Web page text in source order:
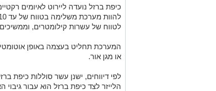
לטווח של עשרות קילומטרים,
המערכת תחליט בעצמה באופן אוטומטי
או מגן אור.
לפי דיווחים, ישנן עשר סוללות כיפת
הלייזר לצד כיפת ברזל הוא עבור